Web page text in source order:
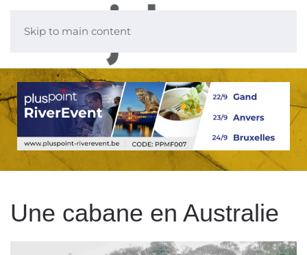
Skip to main content
Une cabane en Australie